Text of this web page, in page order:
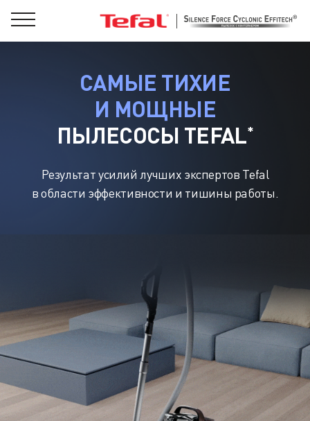
САМЫЕ ТИХИЕ
И МОЩНЫЕ
ПЫЛЕСОСЫ TEFAL*
Результат усилий лучших экспертов Tefal
в области эффективности и тишины работы.